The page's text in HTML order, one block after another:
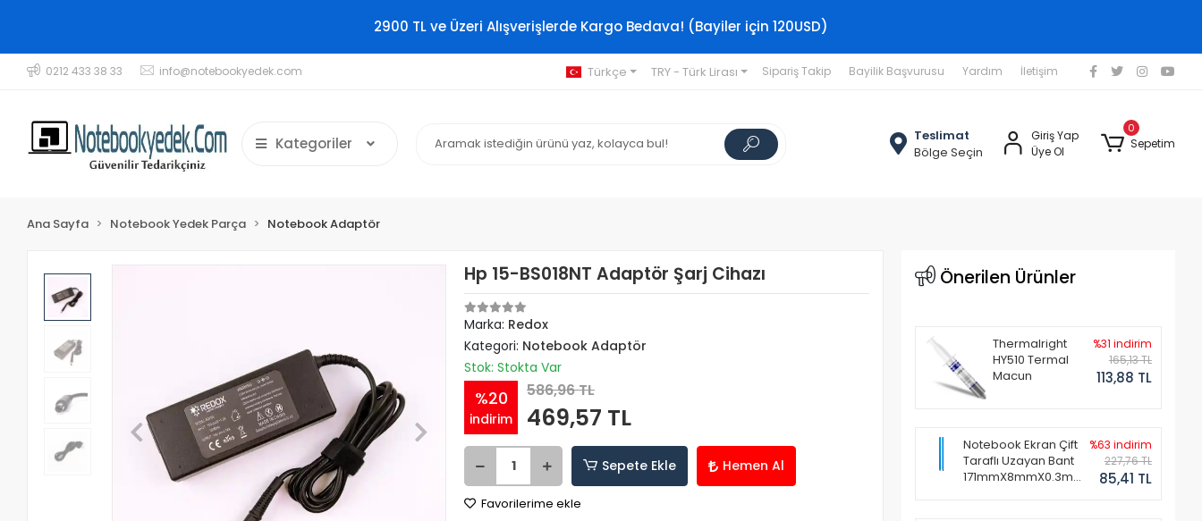
2900 TL ve Üzeri Alışverişlerde Kargo Bedava! (Bayiler için 120USD)
0212 433 38 33 info@notebookyedek.com Türkçe TRY - Türk Lirası Sipariş Takip Bayilik Başvurusu Yardım İletişim
Kategoriler
Teslimat
Bölge Seçin
Giriş Yap
Üye Ol
0
Sepetim
Ana Sayfa Notebook Yedek Parça Notebook Adaptör
Hp 15-BS018NT Adaptör Şarj Cihazı
Marka: Redox
Kategori: Notebook Adaptör
Stok: Stokta Var
%20
indirim
586,96 TL
469,57 TL
Sepete Ekle Hemen Al
Favorilerime ekle
Önerilen Ürünler
Thermalright
HY510 Termal
Macun
%31 indirim
165,13 TL
113,88 TL
Notebook Ekran Çift
Taraflı Uzayan Bant
171mmX8mmX0.3mm
%63 indirim
227,76 TL
85,41 TL